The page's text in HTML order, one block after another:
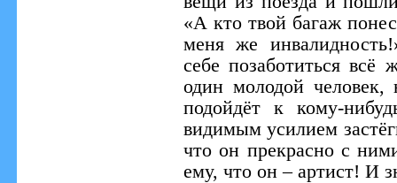
«А кто твой багаж
меня же
себе позаботиться
один молодой человек,
подойдёт к кому-
видимым усилием
что он прекрасно с
ему, что он – артист! И